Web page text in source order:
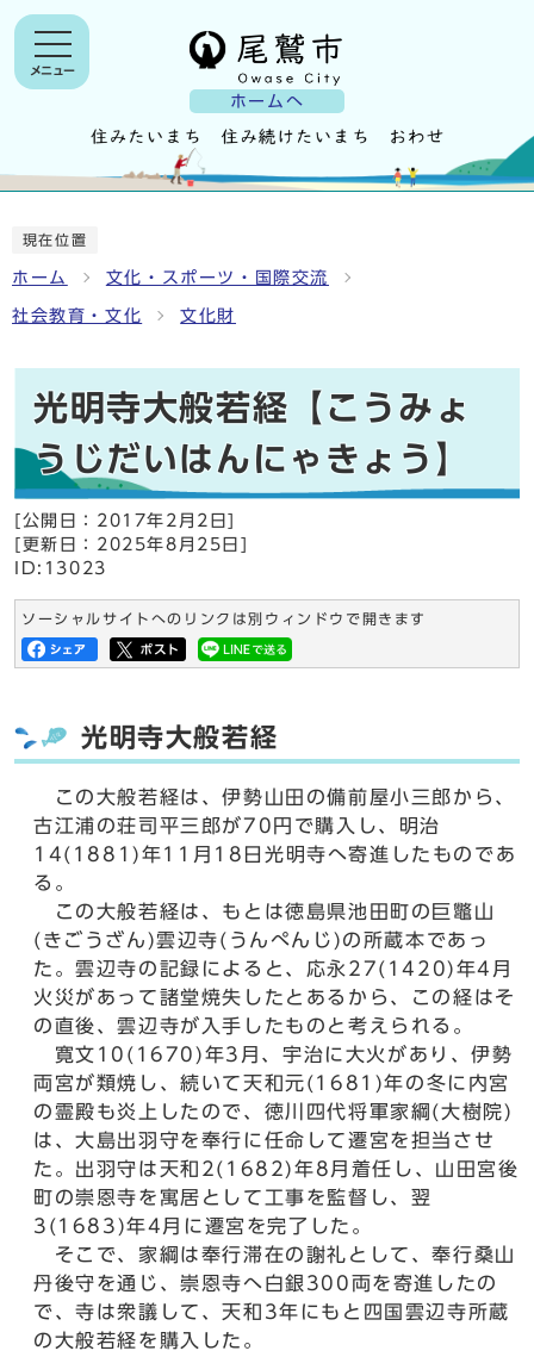
ホームへ
メニュー
現在位置
ホーム 文化・スポーツ・国際交流
社会教育・文化 文化財
光明寺大般若経【こうみょ
うじだいはんにゃきょう】
[公開日： 2017年2月2日
[更新日： 2025年8月25日
ID:13023
ソーシャルサイトへのリンクは別ウィンドウで開きます
光明寺大般若経
この大般若経は、伊勢山田の備前屋小三郎から、
古江浦の荘司平三郎が70円で購入し、明治
14(1881)年11月18日光明寺へ寄進したものであ
る。
この大般若経は、もとは徳島県池田町の巨鼈山
(きごうざん)雲辺寺(うんぺんじ)の所蔵本であっ
た。雲辺寺の記録によると、応永27(1420)年4月
火災があって諸堂焼失したとあるから、この経はそ
の直後、雲辺寺が入手したものと考えられる。
寛文10(1670)年3月、宇治に大火があり、伊勢
両宮が類焼し、続いて天和元(1681)年の冬に内宮
の霊殿も炎上したので、徳川四代将軍家綱(大樹院)
は、大島出羽守を奉行に任命して遷宮を担当させ
た。出羽守は天和2(1682)年8月着任し、山田宮後
町の崇恩寺を寓居として工事を監督し、翌
3(1683)年4月に遷宮を完了した。
そこで、家綱は奉行滞在の謝礼として、奉行桑山
丹後守を通じ、崇恩寺へ白銀300両を寄進したの
で、寺は衆議して、天和3年にもと四国雲辺寺所蔵
の大般若経を購入した。